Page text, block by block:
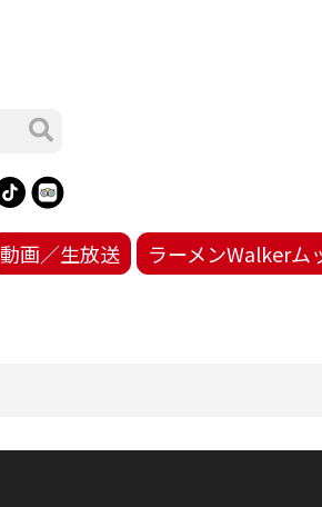
動画／生放送 ラーメンWalkerム